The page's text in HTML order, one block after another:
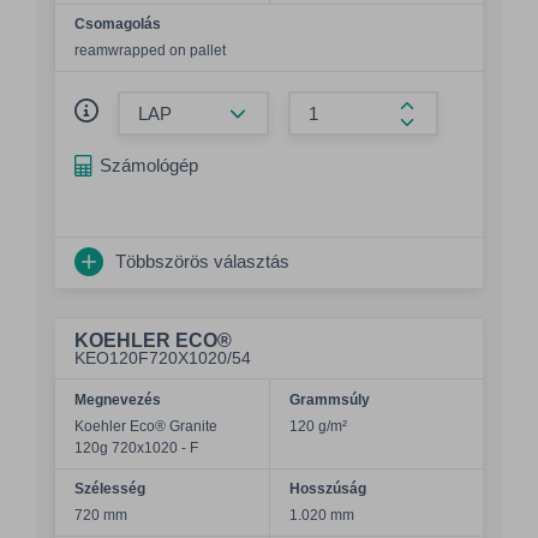
Csomagolás
reamwrapped on pallet
Összeg
Számológép
Többszörös választás
KOEHLER ECO®
KEO120F720X1020/54
Megnevezés
Koehler Eco® Granite
120g 720x1020 - F
Grammsúly
120 g/m²
Szélesség
720 mm
Hosszúság
1.020 mm